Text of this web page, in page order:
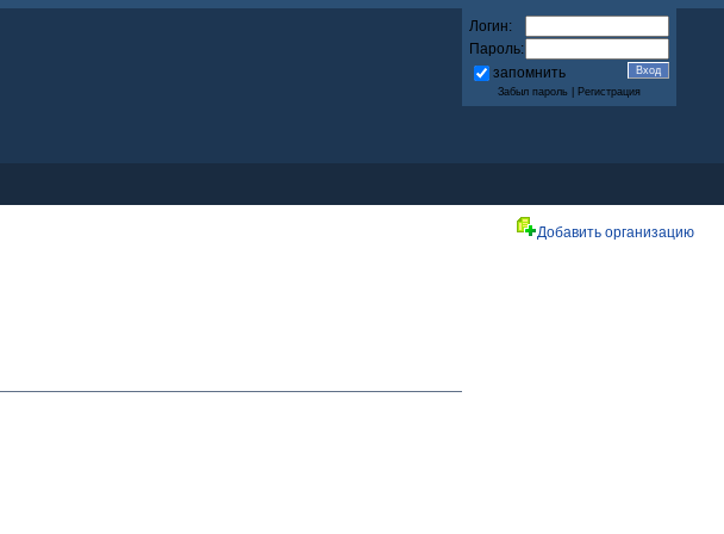
Логин:
Пароль:
запомнить
Забыл пароль Регистрация
Добавить организацию